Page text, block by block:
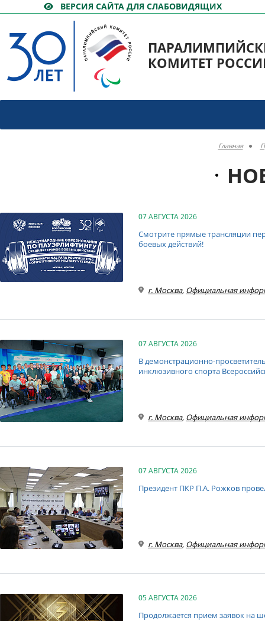
ВЕРСИЯ САЙТА ДЛЯ СЛАБОВИДЯЩИХ
КОМИТЕТ
Главная
07 АВГУСТА 2026
Смотрите прямые трансляции
боевых действий!
г. Москва, Официальная
07 АВГУСТА 2026
В демонстрационно-
инклюзивного спорта
г. Москва, Официальная
07 АВГУСТА 2026
Президент ПКР П.А. Рожков
г. Москва, Официальная
05 АВГУСТА 2026
Продолжается прием заявок на